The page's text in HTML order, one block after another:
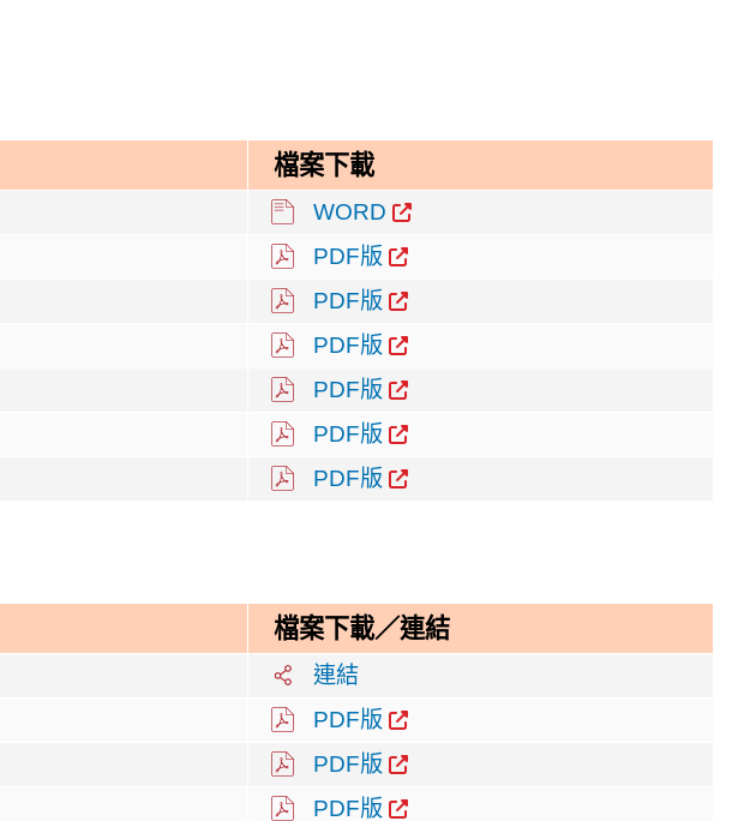
檔案下載
WORD
PDF版
PDF版
PDF版
PDF版
PDF版
PDF版
檔案下載／連結
連結
PDF版
PDF版
PDF版